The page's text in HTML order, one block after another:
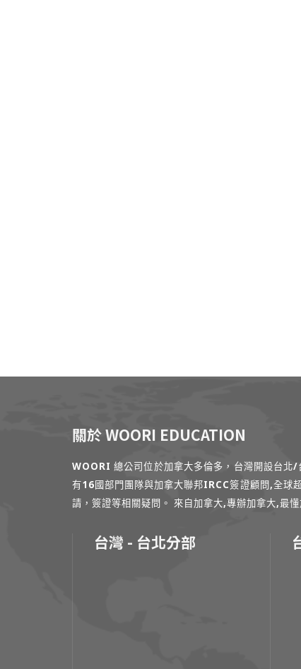
關於 WOORI EDUCATION
WOORI 總公司位於加拿大多倫多，台灣開設台北
有16國部門團隊與加拿大聯邦IRCC簽證顧問,全球
請，簽證等相關疑問。 來自加拿大,專辦加拿大,
台灣 - 台北分部